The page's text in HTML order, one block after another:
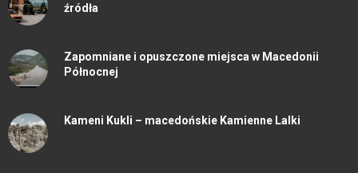
źródła
Zapomniane i opuszczone miejsca w Macedonii
Północnej
Kameni Kukli – macedońskie Kamienne Lalki